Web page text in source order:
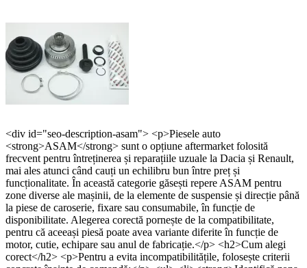
<div id="seo-description-asam"> <p>Piesele auto
<strong>ASAM</strong> sunt o opțiune aftermarket folosită
frecvent pentru întreținerea și reparațiile uzuale la Dacia și Renault,
mai ales atunci când cauți un echilibru bun între preț și
funcționalitate. În această categorie găsești repere ASAM pentru
zone diverse ale mașinii, de la elemente de suspensie și direcție până
la piese de caroserie, fixare sau consumabile, în funcție de
disponibilitate. Alegerea corectă pornește de la compatibilitate,
pentru că aceeași piesă poate avea variante diferite în funcție de
motor, cutie, echipare sau anul de fabricație.</p> <h2>Cum alegi
corect</h2> <p>Pentru a evita incompatibilitățile, folosește criterii